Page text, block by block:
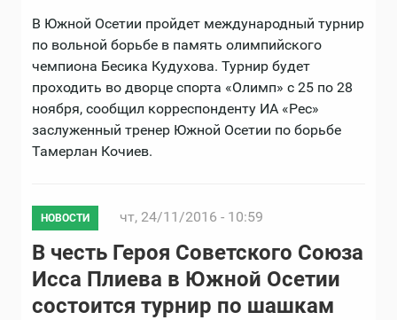
В Южной Осетии пройдет международный турнир
по вольной борьбе в память олимпийского
чемпиона Бесика Кудухова. Турнир будет
проходить во дворце спорта «Олимп» с 25 по 28
ноября, сообщил корреспонденту ИА «Рес»
заслуженный тренер Южной Осетии по борьбе
Тамерлан Кочиев.
НОВОСТИ чт, 24/11/2016 - 10:59
В честь Героя Советского Союза
Исса Плиева в Южной Осетии
состоится турнир по шашкам